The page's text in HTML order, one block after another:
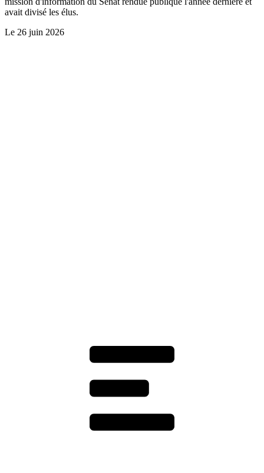
avait divisé les élus.
Le 26 juin 2026